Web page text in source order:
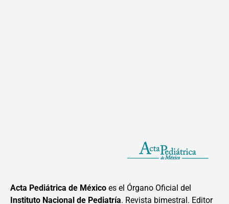
Acta Pediátrica de México es el Órgano Oficial del
Instituto Nacional de Pediatría. Revista bimestral. Editor